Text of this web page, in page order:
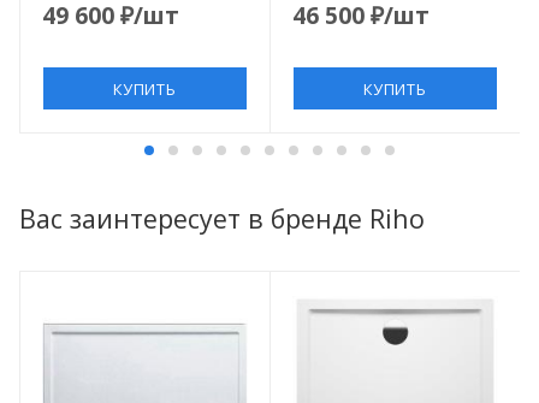
49 600₽/шт
КУПИТЬ
46 500₽/шт
КУПИТЬ
Вас заинтересует в бренде Riho